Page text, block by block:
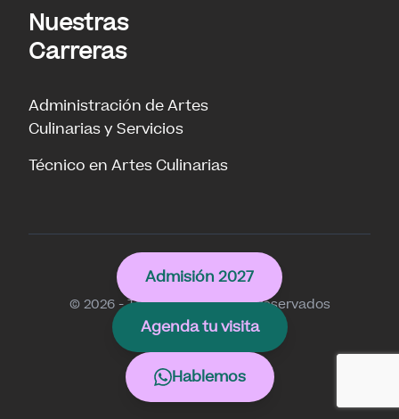
Nuestras
Carreras
Administración de Artes
Culinarias y Servicios
Técnico en Artes Culinarias
Culinary
© 2026 - Todos los derechos reservados
Admisión 2027
Agenda tu visita
Hablemos